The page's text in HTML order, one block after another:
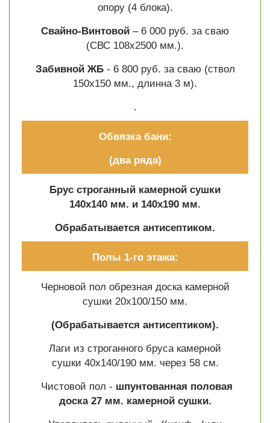
опору (4 блока).
Свайно-Винтовой – 6 000 руб. за сваю
(СВС 108х2500 мм.).
Забивной ЖБ- 6 800 руб. за сваю (ствол
150х150 мм., длинна 3 м).
.
Обвязка бани:
(два ряда)
Брус строганный камерной сушки
140х140 мм. и 140х190 мм.
Обрабатывается антисептиком.
Полы 1-го этажа:
Черновой пол обрезная доска камерной
сушки 20х100/150 мм.
(Обрабатывается антисептиком).
Лаги из строганного бруса камерной
сушки 40х140/190 мм. через 58 см.
Чистовой пол - шпунтованная половая
доска 27 мм. камерной сушки.